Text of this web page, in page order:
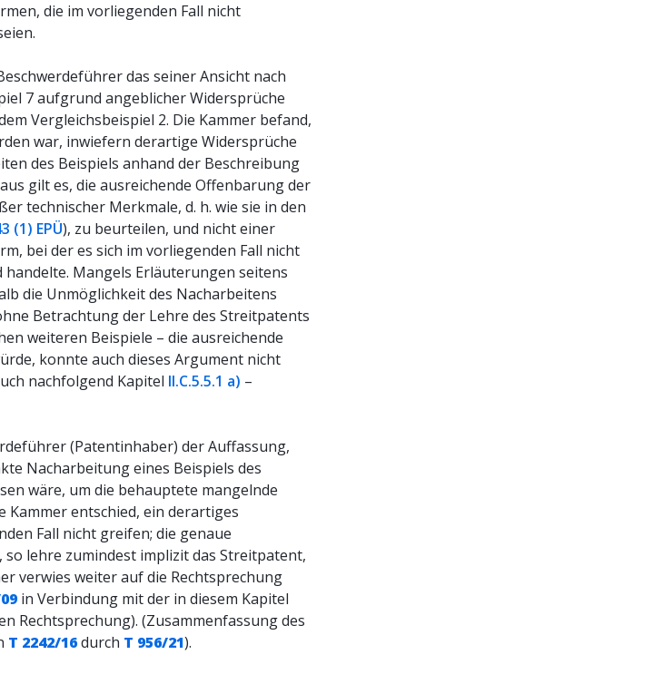
die im vorliegenden Fall nicht
das seiner Ansicht nach
7 aufgrund angeblicher Widersprüche
Vergleichsbeispiel 2. Die Kammer befand,
war, inwiefern derartige Widersprüche
des Beispiels anhand der Beschreibung
gilt es, die ausreichende Offenbarung der
technischer Merkmale, d. h. wie sie in den
(1) EPÜ), zu beurteilen, und nicht einer
bei der es sich im vorliegenden Fall nicht
Mangels Erläuterungen seitens
die Unmöglichkeit des Nacharbeitens
Betrachtung der Lehre des Streitpatents
weiteren Beispiele – die ausreichende
konnte auch dieses Argument nicht
nachfolgend Kapitel II.C.5.5.1 a) –
(Patentinhaber) der Auffassung,
Nacharbeitung eines Beispiels des
wäre, um die behauptete mangelnde
entschied, ein derartiges
Fall nicht greifen; die genaue
so lehre zumindest implizit das Streitpatent,
verwies weiter auf die Rechtsprechung
in Verbindung mit der in diesem Kapitel
Rechtsprechung). (Zusammenfassung des
T 2242/16durch T 956/21).